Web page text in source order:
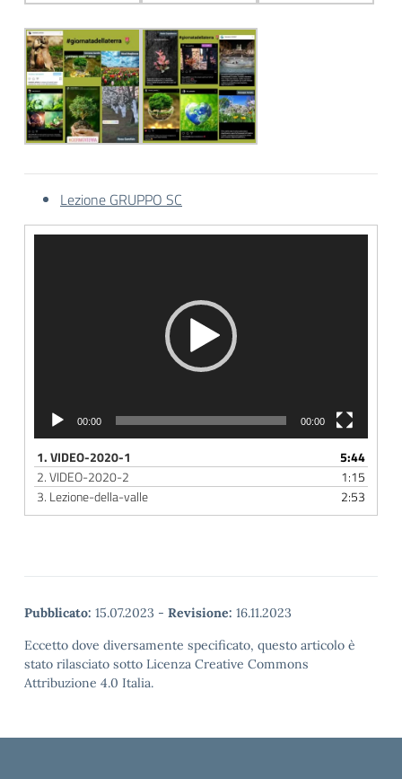
Lezione GRUPPO SC
00:00 00:00
1.VIDEO-2020-1
5:44
2.VIDEO-2020-2
1:15
3. Lezione-della-valle 2:53
Pubblicato: 15.07.2023 - Revisione: 16.11.2023
Eccetto dove diversamente specificato, questo articolo è
stato rilasciato sotto Licenza Creative Commons
Attribuzione 4.0 Italia.